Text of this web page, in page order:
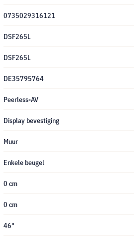
0735029316121
DSF265L
DSF265L
DE35795764
Peerless-AV
Display bevestiging
Muur
Enkele beugel
0 cm
0 cm
46"